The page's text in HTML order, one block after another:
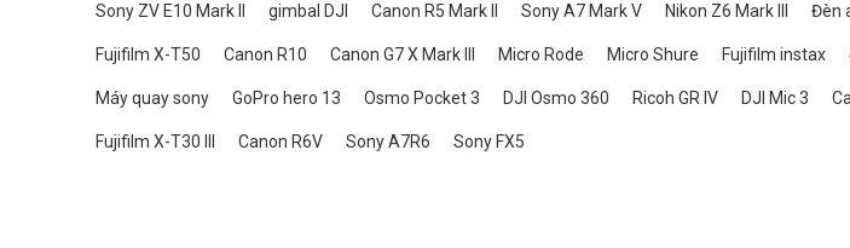
Sony ZV E10 Mark II gimbal DJI Canon R5 Mark II Sony A7 Mark V Nikon Z6 Mark III Đèn
Fujifilm X-T50 Canon R10 Canon G7 X Mark III Micro Rode Micro Shure Fujifilm instax
Máy quay sony GoPro hero 13 Osmo Pocket 3 DJI Osmo 360 Ricoh GR IV DJI Mic 3
Fujifilm X-T30 III Canon R6V Sony A7R6 Sony FX5